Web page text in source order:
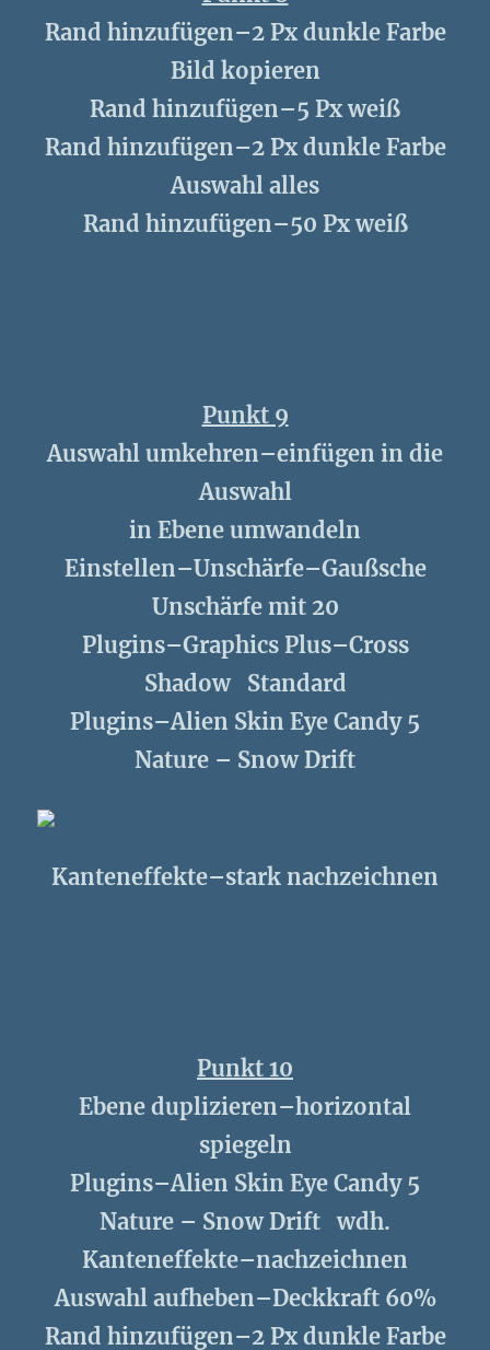
Rand hinzufügen–2 Px dunkle Farbe
Bild kopieren
Rand hinzufügen–5 Px weiß
Rand hinzufügen–2 Px dunkle Farbe
Auswahl alles
Rand hinzufügen–50 Px weiß
Punkt 9
Auswahl umkehren–einfügen in die
Auswahl
in Ebene umwandeln
Einstellen–Unschärfe–Gaußsche
Unschärfe mit 20
Plugins–Graphics Plus–Cross
Shadow Standard
Plugins–Alien Skin Eye Candy 5
Nature – Snow Drift
Kanteneffekte–stark nachzeichnen
Punkt 10
Ebene duplizieren–horizontal
spiegeln
Plugins–Alien Skin Eye Candy 5
Nature – Snow Drift wdh.
Kanteneffekte–nachzeichnen
Auswahl aufheben–Deckkraft 60%
Rand hinzufügen–2 Px dunkle Farbe